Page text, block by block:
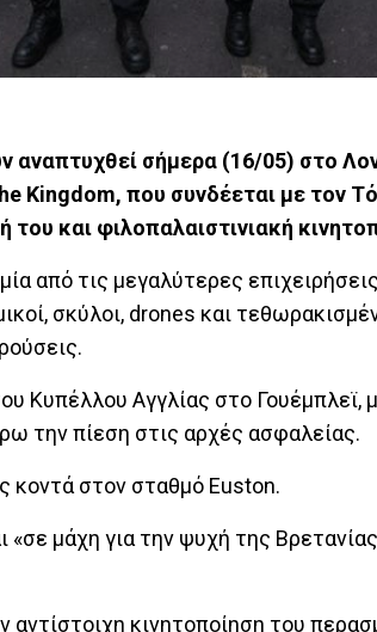
αναπτυχθεί σήμερα (16/05) στο
Kingdom, που συνδέεται με τον
του και φιλοπαλαιστινιακή
από τις μεγαλύτερες
σκύλοι, drones και
Κυπέλλου Αγγλίας στο Γουέμπλεϊ,
την πίεση στις αρχές ασφαλείας.
κοντά στον σταθμό Euston.
μάχη για την ψυχή της
αντίστοιχη κινητοποίηση του